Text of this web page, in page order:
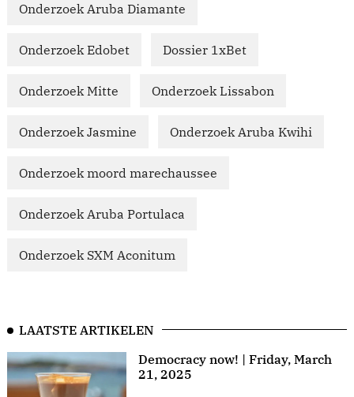
Onderzoek Aruba Diamante
Onderzoek Edobet Dossier 1xBet
Onderzoek Mitte Onderzoek Lissabon
Onderzoek Jasmine Onderzoek Aruba Kwihi
Onderzoek moord marechaussee
Onderzoek Aruba Portulaca
Onderzoek SXM Aconitum
LAATSTE ARTIKELEN
Democracy now! | Friday, March
21, 2025